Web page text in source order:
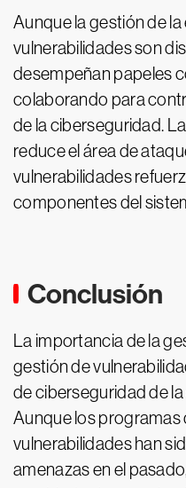
Aunque la gestión de
vulnerabilidades son
desempeñan papeles
colaborando para
de la ciberseguridad.
reduce el área de
vulnerabilidades
componentes del
Conclusión
La importancia de la
gestión de
de ciberseguridad de
Aunque los programas
vulnerabilidades han
amenazas en el